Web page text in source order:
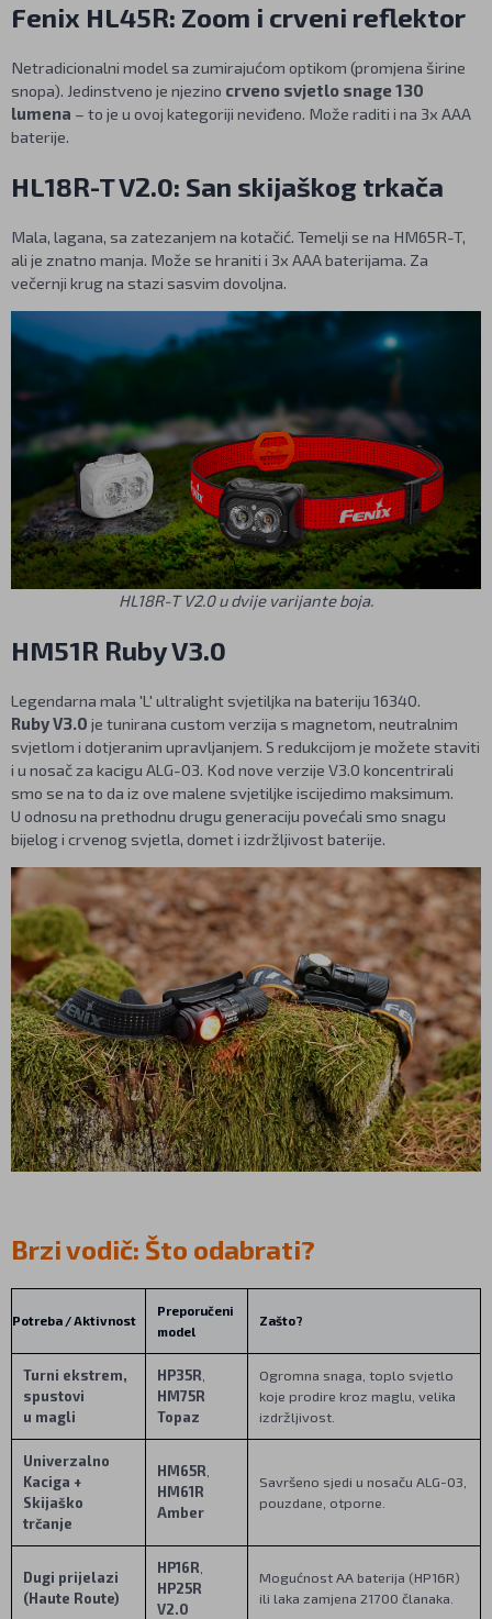
Fenix HL45R: Zoom i crveni reflektor
Netradicionalni model sa zumirajućom optikom (promjena širine
snopa). Jedinstveno je njezino crveno svjetlo snage 130
lumena – to je u ovoj kategoriji neviđeno. Može raditi i na 3x AAA
baterije.
HL18R-T V2.0: San skijaškog trkača
Mala, lagana, sa zatezanjem na kotačić. Temelji se na HM65R-T,
ali je znatno manja. Može se hraniti i 3x AAA baterijama. Za
večernji krug na stazi sasvim dovoljna.
HL18R-T V2.0 u dvije varijante boja.
HM51R Ruby V3.0
Legendarna mala 'L' ultralight svjetiljka na bateriju 16340.
Ruby V3.0 je tunirana custom verzija s magnetom, neutralnim
svjetlom i dotjeranim upravljanjem. S redukcijom je možete staviti
i u nosač za kacigu ALG-03. Kod nove verzije V3.0 koncentrirali
smo se na to da iz ove malene svjetiljke iscijedimo maksimum.
U odnosu na prethodnu drugu generaciju povećali smo snagu
bijelog i crvenog svjetla, domet i izdržljivost baterije.
Brzi vodič: Što odabrati?
Potreba / Aktivnost
Preporučeni
model
Zašto?
Turni ekstrem,
spustovi
u magli
HP35R
HM75R
Topaz
Ogromna snaga, toplo svjetlo
koje prodire kroz maglu, velika
izdržljivost.
Univerzalno
Kaciga +
Skijaško
trčanje
HM65R
HM61R
Amber
Savršeno sjedi u nosaču ALG-03,
pouzdane, otporne.
Dugi prijelazi
(Haute Route)
HP16R
HP25R
V2.0
Mogućnost AA baterija (HP16R)
ili laka zamjena 21700 članaka.